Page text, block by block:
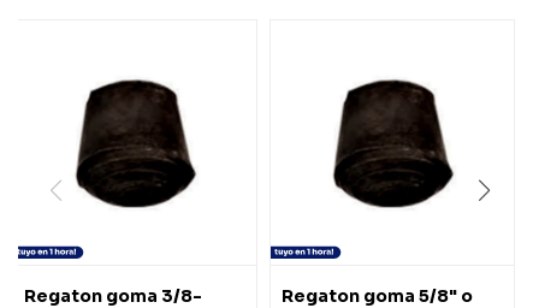
Regaton goma 3/8-
Regaton goma 5/8" o